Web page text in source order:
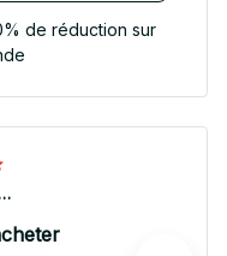
de réduction sur